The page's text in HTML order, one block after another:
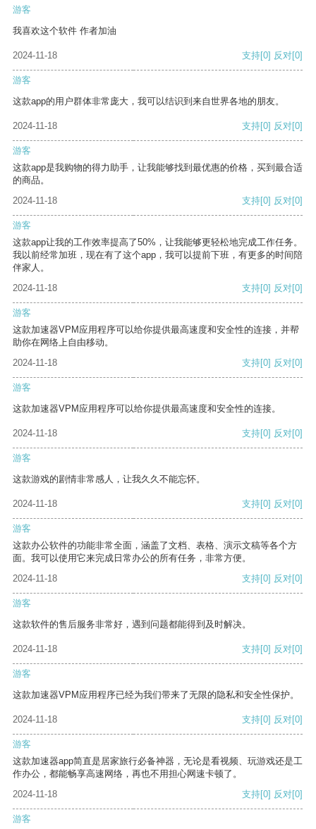
游客
我喜欢这个软件 作者加油
2024-11-18 支持[0] 反对[0]
游客
这款app的用户群体非常庞大，我可以结识到来自世界各地的朋友。
2024-11-18 支持[0] 反对[0]
游客
这款app是我购物的得力助手，让我能够找到最优惠的价格，买到最合适
的商品。
2024-11-18
支持[0] 反对[0]
游客
这款app让我的工作效率提高了50%，让我能够更轻松地完成工作任务。
我以前经常加班，现在有了这个app，我可以提前下班，有更多的时间陪
伴家人。
2024-11-18
支持[0] 反对[0]
游客
这款加速器VPM应用程序可以给你提供最高速度和安全性的连接，并帮
助你在网络上自由移动。
2024-11-18
支持[0] 反对[0]
游客
这款加速器VPM应用程序可以给你提供最高速度和安全性的连接。
2024-11-18 支持[0] 反对[0]
游客
这款游戏的剧情非常感人，让我久久不能忘怀。
2024-11-18 支持[0] 反对[0]
游客
这款办公软件的功能非常全面，涵盖了文档、表格、演示文稿等各个方
面。我可以使用它来完成日常办公的所有任务，非常方便。
2024-11-18
支持[0] 反对[0]
游客
这款软件的售后服务非常好，遇到问题都能得到及时解决。
2024-11-18 支持[0] 反对[0]
游客
这款加速器VPM应用程序已经为我们带来了无限的隐私和安全性保护。
2024-11-18 支持[0] 反对[0]
游客
这款加速器app简直是居家旅行必备神器，无论是看视频、玩游戏还是工
作办公，都能畅享高速网络，再也不用担心网速卡顿了。
2024-11-18
支持[0] 反对[0]
游客